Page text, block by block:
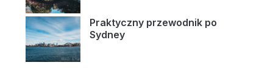
Praktyczny przewodnik po
Sydney